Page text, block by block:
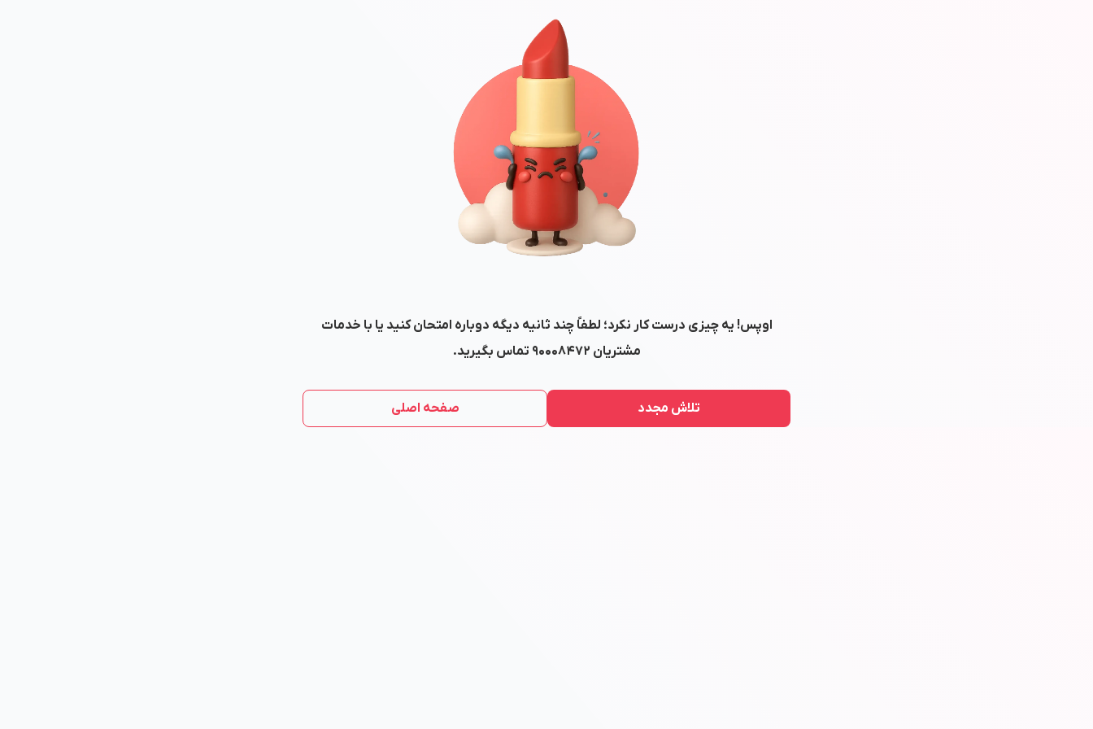
اوپس! یه چیزی درست کار نکرد؛ لطفاً چند ثانیه دیگه دوباره امتحان کنید یا با خدمات
مشتریان ۹۰۰۰۸۴۷۲ تماس بگیرید.
تلاش مجدد صفحه اصلی